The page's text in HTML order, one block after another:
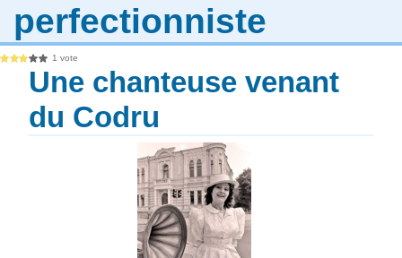
perfectionniste
1 vote
Une chanteuse venant
du Codru